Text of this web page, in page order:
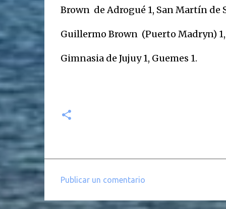
Brown de Adrogué 1, San Martín de
Guillermo Brown (Puerto Madryn)
Gimnasia de Jujuy 1, Guemes 1.
o
Publicar un comentario